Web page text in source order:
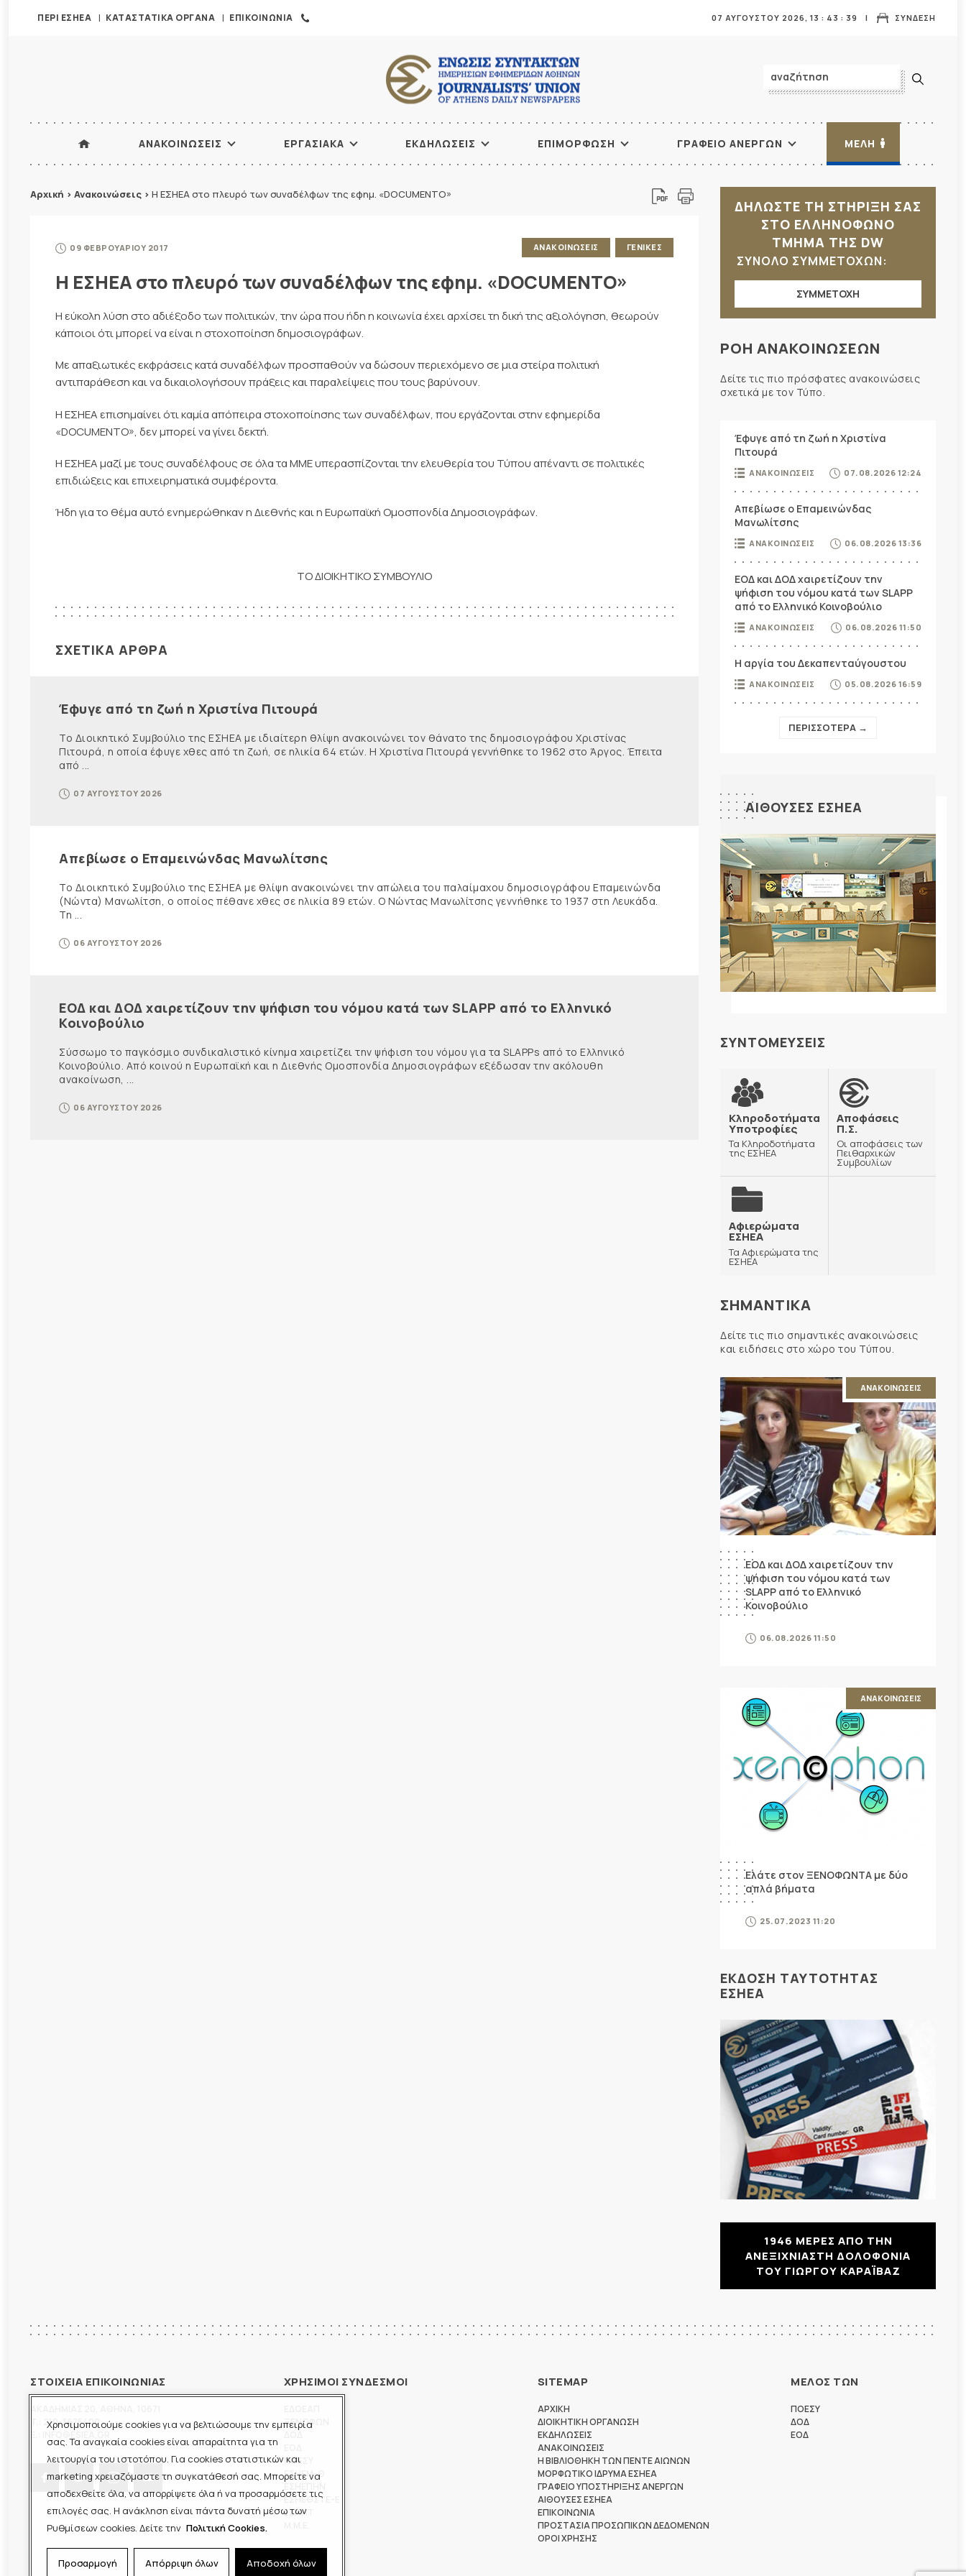
Χρησιμοποιούμε cookies για να βελτιώσουμε την εμπειρία
σας. Τα αναγκαία cookies είναι απαραίτητα για τη
λειτουργία του ιστοτόπου. Για cookies στατιστικών και
marketing χρειαζόμαστε τη συγκατάθεσή σας. Μπορείτε να
αποδεχθείτε όλα, να απορρίψετε όλα ή να προσαρμόσετε τις
επιλογές σας. Η ανάκληση είναι πάντα δυνατή μέσω των
Ρυθμίσεων cookies. Δείτε την Πολιτική Cookies.
Προσαρμογή Απόρριψη όλων Αποδοχή όλων
ΠΕΡΙ ΕΣΗΕΑ ΚΑΤΑΣΤΑΤΙΚΑ ΟΡΓΑΝΑ ΕΠΙΚΟΙΝΩΝΙΑ ΣΥΝΔΕΣΗ
07 ΑΥΓΟΥΣΤΟΥ 2026, 13 : 43 : 40
ΑΝΑΚΟΙΝΩΣΕΙΣ ΕΡΓΑΣΙΑΚΑ ΕΚΔΗΛΩΣΕΙΣ ΕΠΙΜΟΡΦΩΣΗ ΓΡΑΦΕΙΟ ΑΝΕΡΓΩΝ ΜΕΛΗ
Αρχική > Ανακοινώσεις > Η ΕΣΗΕΑ στο πλευρό των συναδέλφων της εφημ. «DOCUMENTO»
09 ΦΕΒΡΟΥΑΡΙΟΥ 2017 ΑΝΑΚΟΙΝΩΣΕΙΣ ΓΕΝΙΚΕΣ
Η ΕΣΗΕΑ στο πλευρό των συναδέλφων της εφημ. «DOCUMENTO»
Η εύκολη λύση στο αδιέξοδο των πολιτικών, την ώρα που ήδη η κοινωνία έχει αρχίσει τη δική της αξιολόγηση, θεωρούν
κάποιοι ότι μπορεί να είναι η στοχοποίηση δημοσιογράφων.
Με απαξιωτικές εκφράσεις κατά συναδέλφων προσπαθούν να δώσουν περιεχόμενο σε μια στείρα πολιτική
αντιπαράθεση και να δικαιολογήσουν πράξεις και παραλείψεις που τους βαρύνουν.
Η ΕΣΗΕΑ επισημαίνει ότι καμία απόπειρα στοχοποίησης των συναδέλφων, που εργάζονται στην εφημερίδα
«DOCUMENTO», δεν μπορεί να γίνει δεκτή.
Η ΕΣΗΕΑ μαζί με τους συναδέλφους σε όλα τα ΜΜΕ υπερασπίζονται την ελευθερία του Τύπου απέναντι σε πολιτικές
επιδιώξεις και επιχειρηματικά συμφέροντα.
Ήδη για το θέμα αυτό ενημερώθηκαν η Διεθνής και η Ευρωπαϊκή Ομοσπονδία Δημοσιογράφων.
ΤΟ ΔΙΟΙΚΗΤΙΚΟ ΣΥΜΒΟΥΛΙΟ
ΣΧΕΤΙΚΑ ΑΡΘΡΑ
Έφυγε από τη ζωή η Χριστίνα Πιτουρά
Το Διοικητικό Συμβούλιο της ΕΣΗΕΑ με ιδιαίτερη θλίψη ανακοινώνει τον θάνατο της δημοσιογράφου Χριστίνας
Πιτουρά, η οποία έφυγε χθες από τη ζωή, σε ηλικία 64 ετών. Η Χριστίνα Πιτουρά γεννήθηκε το 1962 στο Άργος. Έπειτα
από ...
07 ΑΥΓΟΥΣΤΟΥ 2026
Απεβίωσε ο Επαμεινώνδας Μανωλίτσης
Το Διοικητικό Συμβούλιο της ΕΣΗΕΑ με θλίψη ανακοινώνει την απώλεια του παλαίμαχου δημοσιογράφου Επαμεινώνδα
(Νώντα) Μανωλίτση, ο οποίος πέθανε χθες σε ηλικία 89 ετών. Ο Νώντας Μανωλίτσης γεννήθηκε το 1937 στη Λευκάδα.
Τη ...
06 ΑΥΓΟΥΣΤΟΥ 2026
ΕΟΔ και ΔΟΔ χαιρετίζουν την ψήφιση του νόμου κατά των SLAPP από το Ελληνικό
Κοινοβούλιο
Σύσσωμο το παγκόσμιο συνδικαλιστικό κίνημα χαιρετίζει την ψήφιση του νόμου για τα SLAPPs από το Ελληνικό
Κοινοβούλιο. Από κοινού η Ευρωπαϊκή και η Διεθνής Ομοσπονδία Δημοσιογράφων εξέδωσαν την ακόλουθη
ανακοίνωση, ...
06 ΑΥΓΟΥΣΤΟΥ 2026
ΔΗΛΩΣΤΕ ΤΗ ΣΤΗΡΙΞΗ ΣΑΣ
ΣΤΟ ΕΛΛΗΝΟΦΩΝΟ
ΤΜΗΜΑ ΤΗΣ DW
ΣΥΝΟΛΟ ΣΥΜΜΕΤΟΧΩΝ:
ΣΥΜΜΕΤΟΧΗ
ΡΟΗ ΑΝΑΚΟΙΝΩΣΕΩΝ
Δείτε τις πιο πρόσφατες ανακοινώσεις
σχετικά με τον Τύπο.
Έφυγε από τη ζωή η Χριστίνα
Πιτουρά
ΑΝΑΚΟΙΝΩΣΕΙΣ 07.08.2026 12:24
Απεβίωσε ο Επαμεινώνδας
Μανωλίτσης
ΑΝΑΚΟΙΝΩΣΕΙΣ 06.08.2026 13:36
ΕΟΔ και ΔΟΔ χαιρετίζουν την
ψήφιση του νόμου κατά των SLAPP
από το Ελληνικό Κοινοβούλιο
ΑΝΑΚΟΙΝΩΣΕΙΣ 06.08.2026 11:50
Η αργία του Δεκαπενταύγουστου
ΑΝΑΚΟΙΝΩΣΕΙΣ 05.08.2026 16:59
ΠΕΡΙΣΣΟΤΕΡΑ →
ΑΙΘΟΥΣΕΣ ΕΣΗΕΑ
ΣΥΝΤΟΜΕΥΣΕΙΣ
Κληροδοτήματα
Υποτροφίες
Τα Κληροδοτήματα
της ΕΣΗΕΑ
Αποφάσεις
Π.Σ.
Οι αποφάσεις των
Πειθαρχικών
Συμβουλίων
Αφιερώματα
ΕΣΗΕΑ
Τα Αφιερώματα της
ΕΣΗΕΑ
ΣΗΜΑΝΤΙΚΑ
Δείτε τις πιο σημαντικές ανακοινώσεις
και ειδήσεις στο χώρο του Τύπου.
ΑΝΑΚΟΙΝΩΣΕΙΣ
ΕΟΔ και ΔΟΔ χαιρετίζουν την
ψήφιση του νόμου κατά των
SLAPP από το Ελληνικό
Κοινοβούλιο
06.08.2026 11:50
ΑΝΑΚΟΙΝΩΣΕΙΣ
Ελάτε στον ΞΕΝΟΦΩΝΤΑ με δύο
απλά βήματα
25.07.2023 11:20
ΕΚΔΟΣΗ ΤΑΥΤΟΤΗΤΑΣ
ΕΣΗΕΑ
1946 ΜΕΡΕΣ ΑΠΟ ΤΗΝ
ΑΝΕΞΙΧΝΙΑΣΤΗ ΔΟΛΟΦΟΝΙΑ
ΤΟΥ ΓΙΩΡΓΟΥ ΚΑΡΑΪΒΑΖ
ΣΤΟΙΧΕΙΑ ΕΠΙΚΟΙΝΩΝΙΑΣ
210-3675400
ΧΡΗΣΙΜΟΙ ΣΥΝΔΕΣΜΟΙ
ΞΕΝΟΦΩΝ
ΠΟΕΣΥ
ΕΣΗΕΜ-Θ
ΕΣΗΕΘΣΤΕ-Ε
ΕΣΠΗΤ
SITEMAP
ΑΡΧΙΚΗ
ΔΙΟΙΚΗΤΙΚΗ ΟΡΓΑΝΩΣΗ
ΕΚΔΗΛΩΣΕΙΣ
ΑΝΑΚΟΙΝΩΣΕΙΣ
Η ΒΙΒΛΙΟΘΗΚΗ ΤΩΝ ΠΕΝΤΕ ΑΙΩΝΩΝ
ΜΟΡΦΩΤΙΚΟ ΙΔΡΥΜΑ ΕΣΗΕΑ
ΓΡΑΦΕΙΟ ΥΠΟΣΤΗΡΙΞΗΣ ΑΝΕΡΓΩΝ
ΑΙΘΟΥΣΕΣ ΕΣΗΕΑ
ΕΠΙΚΟΙΝΩΝΙΑ
ΠΡΟΣΤΑΣΙΑ ΠΡΟΣΩΠΙΚΩΝ ΔΕΔΟΜΕΝΩΝ
ΟΡΟΙ ΧΡΗΣΗΣ
ΜΕΛΟΣ ΤΩΝ
ΠΟΕΣΥ
ΔΟΔ
ΕΟΔ